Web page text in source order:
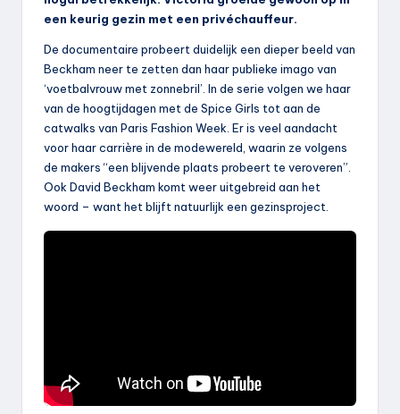
een keurig gezin met een privéchauffeur.
De documentaire probeert duidelijk een dieper beeld van
Beckham neer te zetten dan haar publieke imago van
‘voetbalvrouw met zonnebril’. In de serie volgen we haar
van de hoogtijdagen met de Spice Girls tot aan de
catwalks van Paris Fashion Week. Er is veel aandacht
voor haar carrière in de modewereld, waarin ze volgens
de makers “een blijvende plaats probeert te veroveren”.
Ook David Beckham komt weer uitgebreid aan het
woord – want het blijft natuurlijk een gezinsproject.